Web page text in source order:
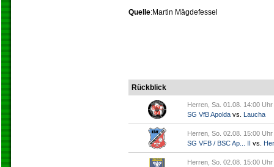
Quelle:Martin Mägdefessel
Rückblick
Herren, Sa. 01.08. 14:00 Uhr
SG VfB Apolda vs. Laucha
Herren, So. 02.08. 15:00 Uhr
SG VFB / BSC Ap... II
vs.
Herren, So. 02.08. 15:00 Uhr